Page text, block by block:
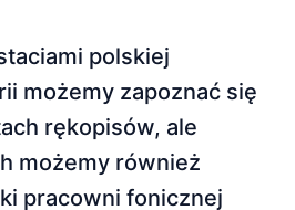
polskiej
możemy zapoznać się
rękopisów, ale
możemy również
pracowni fonicznej